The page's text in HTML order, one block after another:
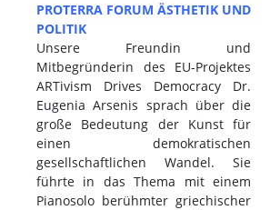
PROTERRA FORUM ÄSTHETIK UND
POLITIK
Unsere Freundin und
Mitbegründerin des EU-Projektes
ARTivism Drives Democracy Dr.
Eugenia Arsenis sprach über die
große Bedeutung der Kunst für
einen demokratischen
gesellschaftlichen Wandel. Sie
führte in das Thema mit einem
Pianosolo berühmter griechischer